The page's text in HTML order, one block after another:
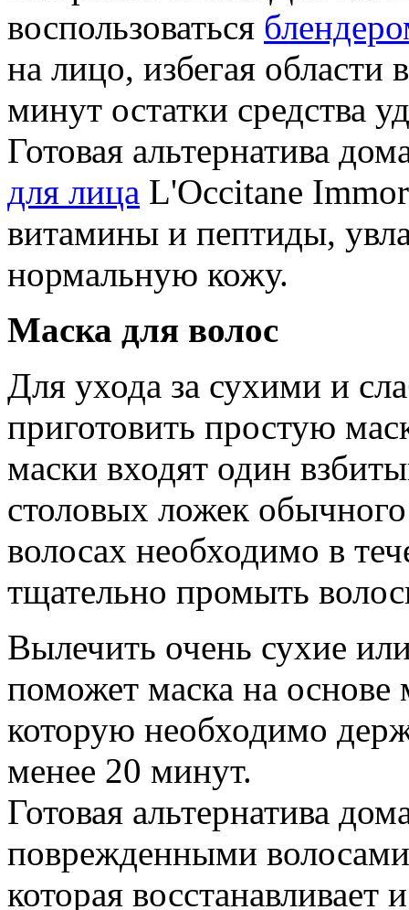
воспользоваться
на лицо, избегая области
минут остатки средства
Готовая альтернатива
для лица L'Occitane
витамины и пептиды,
нормальную кожу.
Маска для волос
Для ухода за сухими и
приготовить простую
маски входят один
столовых ложек
волосах необходимо в
тщательно промыть
Вылечить очень сухие
поможет маска на основе
которую необходимо
менее 20 минут.
Готовая альтернатива
поврежденными
которая